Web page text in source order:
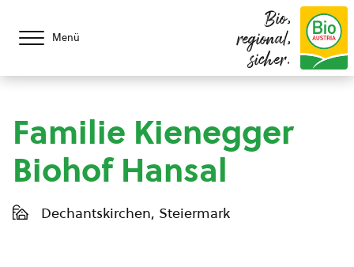
Menü
Bio,
regional,
sicher.
Familie Kienegger
Biohof Hansal
Dechantskirchen, Steiermark